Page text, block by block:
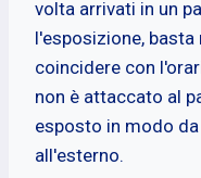
volta arrivati in un
l'esposizione,
coincidere con
non è attaccato al
esposto in modo
all'esterno.